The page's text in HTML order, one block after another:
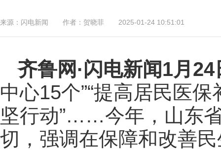
来源： 闪电新闻 作者： 贺晓菲 2025-01-24 10:51:01
齐鲁网 ·闪电新闻1月24
中心15个”“提高居民医
坚行动”……今年，山东
切，强调在保障和改善